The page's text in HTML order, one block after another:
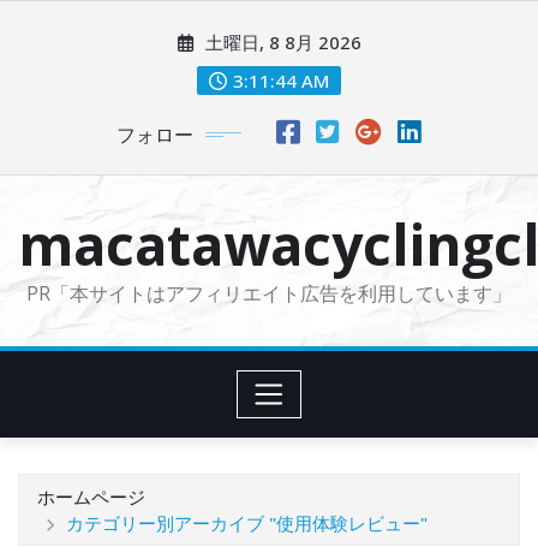
に
土曜日, 8 8月 2026
3:11:45 AM
フォロー
PR「本サイトはアフィリエイト広告を利用しています」
ホームページ
カテゴリー別アーカイブ "使用体験レビュー"